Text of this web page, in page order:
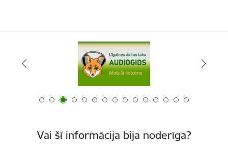
Vai šī informācija bija noderīga?